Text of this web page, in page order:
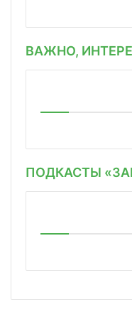
ВАЖНО,
ПОДКАСТЫ